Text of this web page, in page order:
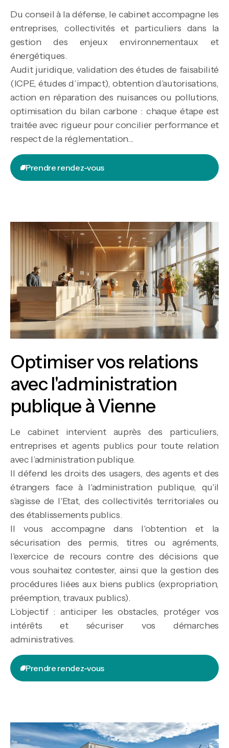
Du conseil à la défense, le cabinet accompagne les
entreprises, collectivités et particuliers dans la
gestion des enjeux environnementaux et
énergétiques.
Audit juridique, validation des études de faisabilité
(ICPE, études d’impact), obtention d’autorisations,
action en réparation des nuisances ou pollutions,
optimisation du bilan carbone : chaque étape est
traitée avec rigueur pour concilier performance et
respect de la réglementation...
Prendre rendez-vous
Prendre rendez-vous
Optimiser vos relations
avec l'administration
publique à Vienne
Le cabinet intervient auprès des particuliers,
entreprises et agents publics pour toute relation
avec l’administration publique.
Il défend les droits des usagers, des agents et des
étrangers face à l'administration publique, qu'il
s'agisse de l'Etat, des collectivités territoriales ou
des établissements publics.
Il vous accompagne dans l'obtention et la
sécurisation des permis, titres ou agréments,
l'exercice de recours contre des décisions que
vous souhaitez contester, ainsi que la gestion des
procédures liées aux biens publics (expropriation,
préemption, travaux publics).
L’objectif : anticiper les obstacles, protéger vos
intérêts et sécuriser vos démarches
administratives.
Prendre rendez-vous
Prendre rendez-vous